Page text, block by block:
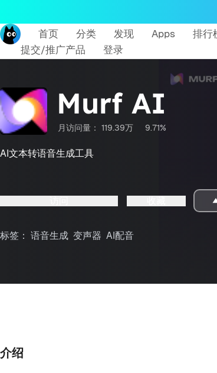
首页 分类 发现 Apps 排行
提交/推广产品 登录
Murf AI
月访问量： 119.39万 9.71%
AI文本转语音生成工具
标签： 语音生成 变声器 AI配音
介绍